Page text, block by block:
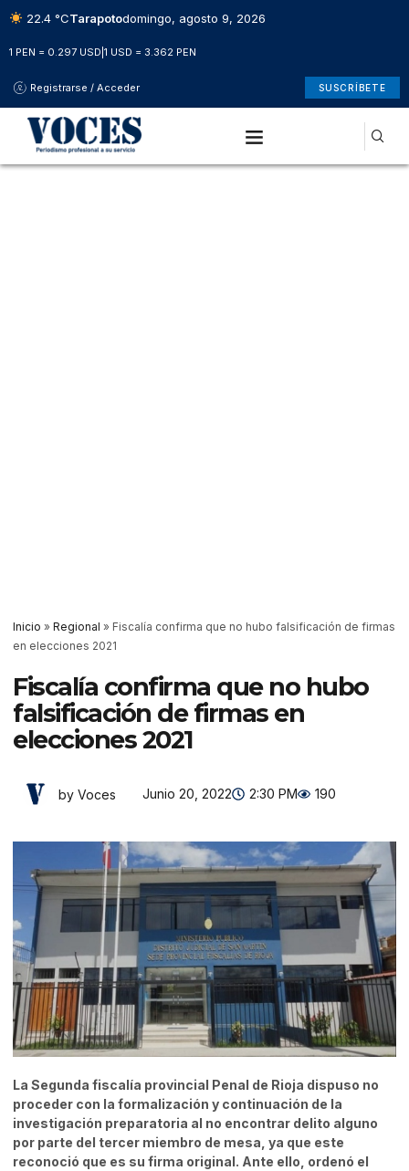
22.4 °CTarapotodomingo, agosto 9, 2026
1 PEN = 0.297 USD 1 USD = 3.362 PEN
Registrarse / Acceder SUSCRÍBETE
Inicio » Regional » Fiscalía confirma que no hubo falsificación de firmas
en elecciones 2021
Fiscalía confirma que no hubo
falsificación de firmas en
elecciones 2021
by Voces Junio 20, 2022 2:30 PM 190
La Segunda fiscalía provincial Penal de Rioja dispuso no
proceder con la formalización y continuación de la
investigación preparatoria al no encontrar delito alguno
por parte del tercer miembro de mesa, ya que este
reconoció que es su firma original. Ante ello, ordenó el